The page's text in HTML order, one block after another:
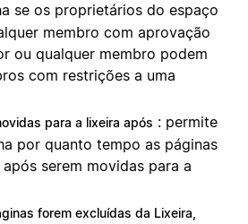
se os proprietários do espaço
membro com aprovação
ou qualquer membro podem
com restrições a uma
para a lixeira após : permite
por quanto tempo as páginas
serem movidas para a
forem excluídas da Lixeira,